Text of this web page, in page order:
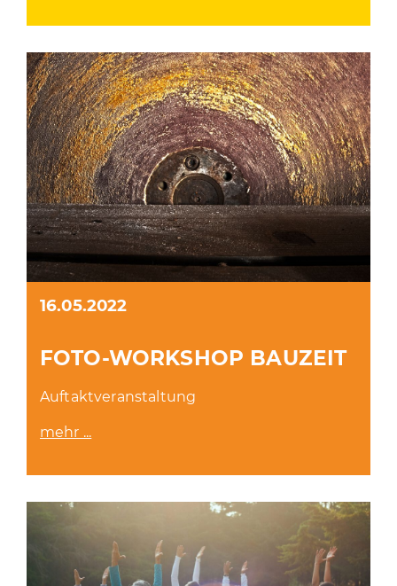
16.05.2022
FOTO-WORKSHOP BAUZEIT
Auftaktveranstaltung
mehr ...